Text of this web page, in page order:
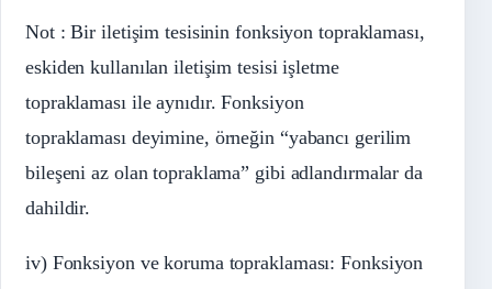
Not : Bir iletişim tesisinin fonksiyon topraklaması,
eskiden kullanılan iletişim tesisi işletme
topraklaması ile aynıdır. Fonksiyon
topraklaması deyimine, örneğin “yabancı gerilim
bileşeni az olan topraklama” gibi adlandırmalar da
dahildir.
iv) Fonksiyon ve koruma topraklaması: Fonksiyon